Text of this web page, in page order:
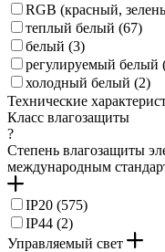
RGB (красный,
теплый белый (67)
белый (3)
регулируемый белый
холодный белый (2)
Технические
Класс влагозащиты
?
Степень влагозащиты
международным
IP20 (575)
IP44 (2)
Управляемый свет